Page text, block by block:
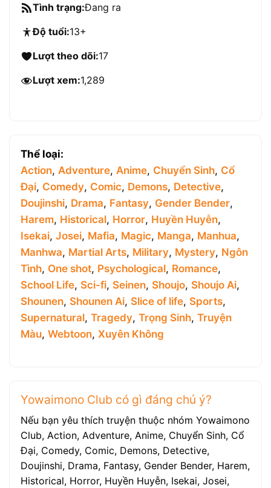
Tình trạng:Đang ra
Độ tuổi:13+
Lượt theo dõi:17
Lượt xem:1,289
Thể loại:
Action, Adventure, Anime, Chuyển Sinh, Cổ
Đại, Comedy, Comic, Demons, Detective,
Doujinshi, Drama, Fantasy, Gender Bender,
Harem, Historical, Horror, Huyền Huyễn,
Isekai, Josei, Mafia, Magic, Manga, Manhua,
Manhwa, Martial Arts, Military, Mystery, Ngôn
Tình, One shot, Psychological, Romance,
School Life, Sci-fi, Seinen, Shoujo, Shoujo Ai,
Shounen, Shounen Ai, Slice of life, Sports,
Supernatural, Tragedy, Trọng Sinh, Truyện
Màu, Webtoon, Xuyên Không
Yowaimono Club có gì đáng chú ý?
Nếu bạn yêu thích truyện thuộc nhóm Yowaimono
Club, Action, Adventure, Anime, Chuyển Sinh, Cổ
Đại, Comedy, Comic, Demons, Detective,
Doujinshi, Drama, Fantasy, Gender Bender, Harem,
Historical, Horror, Huyền Huyễn, Isekai, Josei,